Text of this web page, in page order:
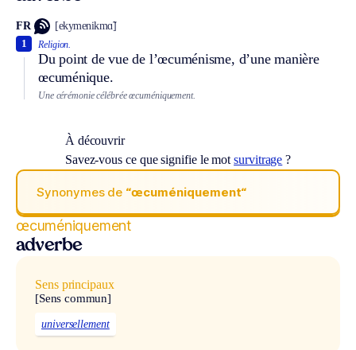
FR [ekymenikmɑ̃]
Religion.
Du point de vue de l’œcuménisme, d’une manière
œcuménique.
1
Une cérémonie célébrée œcuméniquement.
À découvrir
Savez-vous ce que signifie le motsurvitrage ?
Synonymes de “œcuméniquement“
œcuméniquement
adverbe
Sens principaux
[Sens commun]
universellement